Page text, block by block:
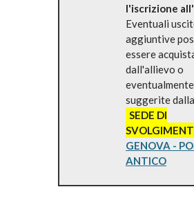
l'iscrizione
Eventuali
aggiuntive
essere
dall'allievo o
eventualmente
suggerite dalla
SEDE DI
GENOVA -
ANTICO